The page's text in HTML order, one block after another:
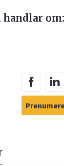
handlar om: